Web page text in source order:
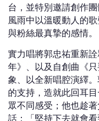
台，並特別邀請創作
風雨中以溫暖動人的
與粉絲最真摯的感情。
實力唱將郭忠祐重新
年》、以及自創曲 《
象、以全新唱腔演繹。
的支持，造就此回耳
眾不同感受；他也趁
話：「堅持下去就會